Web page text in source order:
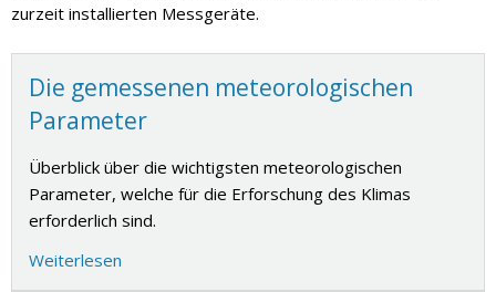
zurzeit installierten Messgeräte.
Die gemessenen meteorologischen
Parameter
Überblick über die wichtigsten meteorologischen
Parameter, welche für die Erforschung des Klimas
erforderlich sind.
Weiterlesen